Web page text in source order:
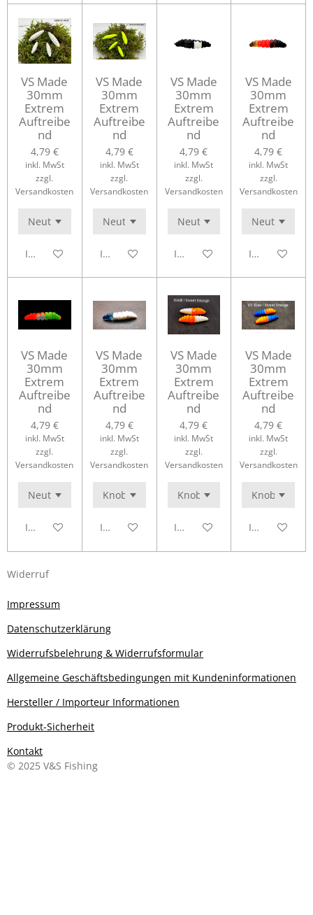
VS Made
30mm
Extrem
Auftreibe
nd
4,79 €
inkl. MwSt
zzgl.
Versandkosten
In den Warenkorb
VS Made
30mm
Extrem
Auftreibe
nd
4,79 €
inkl. MwSt
zzgl.
Versandkosten
In den Warenkorb
VS Made
30mm
Extrem
Auftreibe
nd
4,79 €
inkl. MwSt
zzgl.
Versandkosten
In den Warenkorb
VS Made
30mm
Extrem
Auftreibe
nd
4,79 €
inkl. MwSt
zzgl.
Versandkosten
In den
VS Made
30mm
Extrem
Auftreibe
nd
4,79 €
inkl. MwSt
zzgl.
Versandkosten
In den Warenkorb
VS Made
30mm
Extrem
Auftreibe
nd
4,79 €
inkl. MwSt
zzgl.
Versandkosten
In den Warenkorb
VS Made
30mm
Extrem
Auftreibe
nd
4,79 €
inkl. MwSt
zzgl.
Versandkosten
In den Warenkorb
VS Made
30mm
Extrem
Auftreibe
nd
4,79 €
inkl. MwSt
zzgl.
Versandkosten
In den
Widerruf
Impressum
Datenschutzerklärung
Widerrufsbelehrung & Widerrufsformular
Allgemeine Geschäftsbedingungen mit Kundeninformationen
Hersteller / Importeur Informationen
Produkt-Sicherheit
Kontakt
© 2025 V&S Fishing